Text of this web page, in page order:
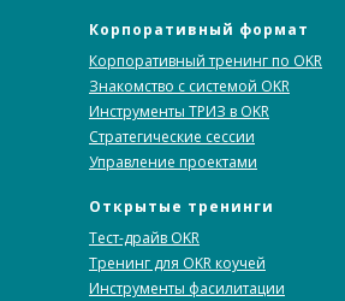
Корпоративный формат
Открытые тренинги
Тест-драйв OKR
Тренинг для OKR коучей
Инструменты фасилитации
Инструменты ТРИЗ в OKR
Знакомство с системой OKR
Стратегические сессии
Управление проектами
Корпоративный тренинг по OKR